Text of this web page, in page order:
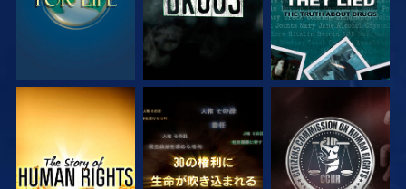
観る 観る 観る